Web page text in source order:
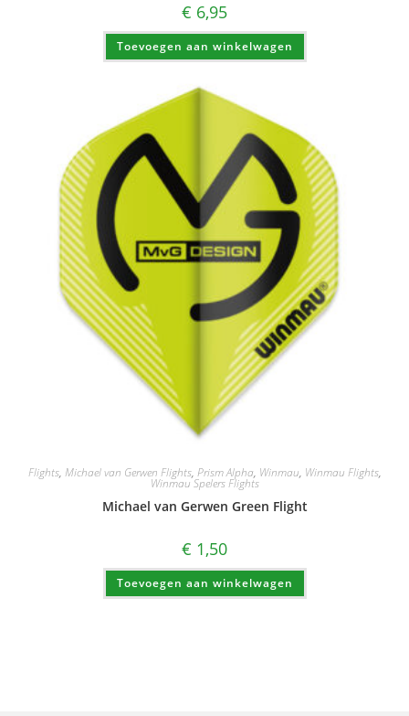
€ 6,95
Toevoegen aan winkelwagen
Flights, Michael van Gerwen Flights, Prism Alpha, Winmau, Winmau Flights,
Winmau Spelers Flights
Michael van Gerwen Green Flight
€ 1,50
Toevoegen aan winkelwagen